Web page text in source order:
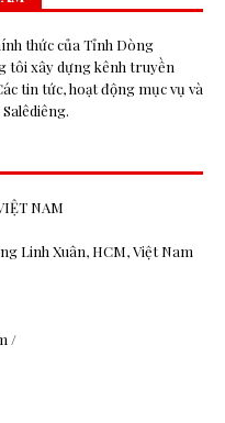
thức của Tỉnh Dòng
tôi xây dựng kênh truyền
tin tức, hoạt động mục vụ và
NAM
Linh Xuân, HCM, Việt Nam
/